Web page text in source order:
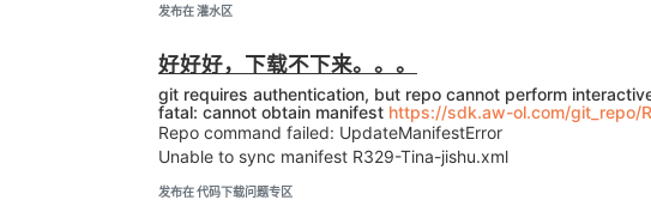
发布在 灌水区
好好好，下载不下来。。。
git requires authentication, but repo cannot perform
fatal: cannot obtain manifest https://sdk.aw-ol.com/git_repo/
Repo command failed: UpdateManifestError
Unable to sync manifest R329-Tina-jishu.xml
发布在 代码下载问题专区